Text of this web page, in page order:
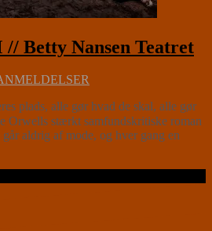
Betty Nansen Teatret
plads, alle gør hvad de skal, alle gør
Orwells stærkt samfundskritiske roman
aldrig af mode, og hver gang en